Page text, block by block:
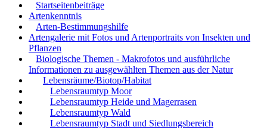
Startseitenbeiträge
Artenkenntnis
Arten-Bestimmungshilfe
Artengalerie mit Fotos und Artenportraits von Insekten und
Pflanzen
Biologische Themen - Makrofotos und ausführliche
Informationen zu ausgewählten Themen aus der Natur
Lebensräume/Biotop/Habitat
Lebensraumtyp Moor
Lebensraumtyp Heide und Magerrasen
Lebensraumtyp Wald
Lebensraumtyp Stadt und Siedlungsbereich